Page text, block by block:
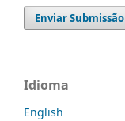
Enviar Submissão
Idioma
English